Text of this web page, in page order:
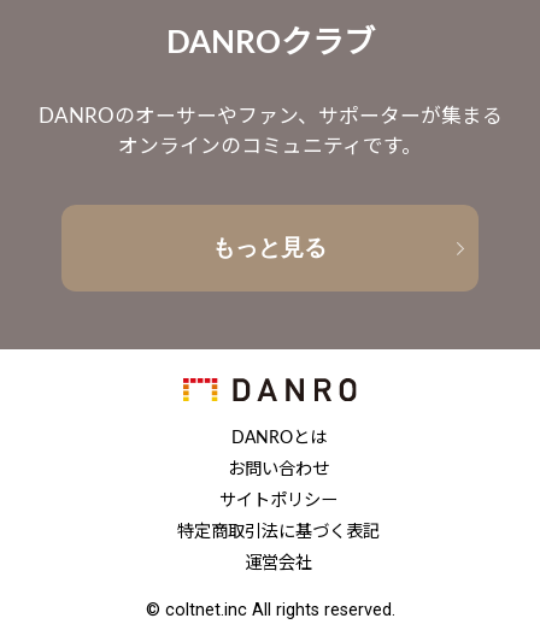
DANROクラブ
DANROのオーサーやファン、サポーターが集まる
オンラインのコミュニティです。
もっと見る
DANROとは
お問い合わせ
サイトポリシー
特定商取引法に基づく表記
運営会社
© coltnet.inc All rights reserved.